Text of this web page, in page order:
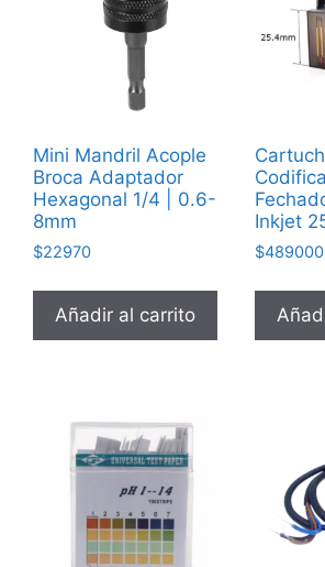
Mini Mandril Acople
Broca Adaptador
Hexagonal 1/4 | 0.6-
8mm
$22970
Añadir al carrito
Inkjet
$489000